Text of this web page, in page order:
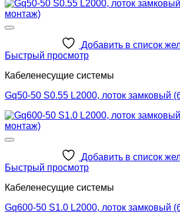
Добавить в список
Быстрый просмотр
Кабеленесущие системы
Gq50-50 S0.55 L2000, лоток замковый
Добавить в список
Быстрый просмотр
Кабеленесущие системы
Gq600-50 S1.0 L2000, лоток замковый